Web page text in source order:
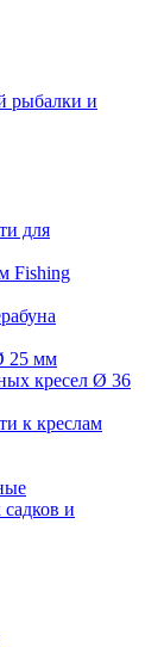
рыбалки и
для
Fishing
25 мм
кресел Ø 36
к креслам
и